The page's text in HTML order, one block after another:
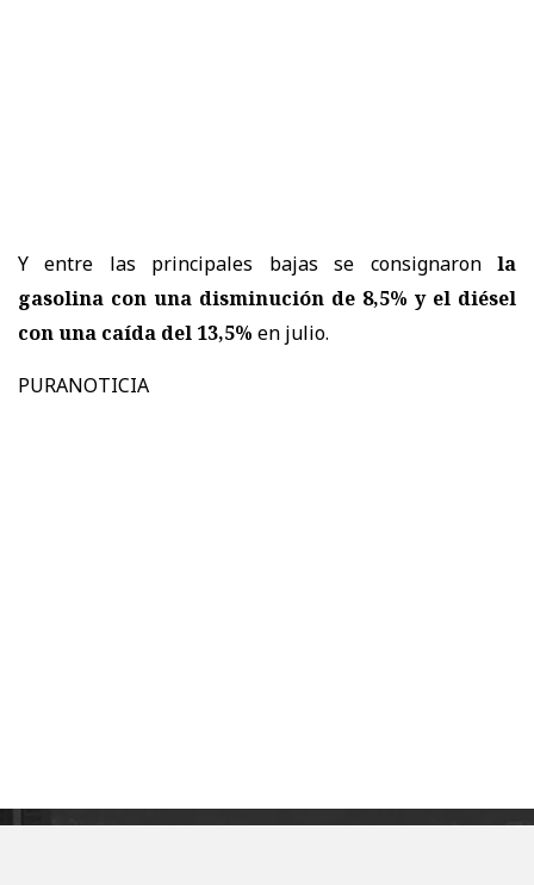
Y entre las principales bajas se consignaron la
gasolina con una disminución de 8,5% y el diésel
con una caída del 13,5% en julio.
PURANOTICIA